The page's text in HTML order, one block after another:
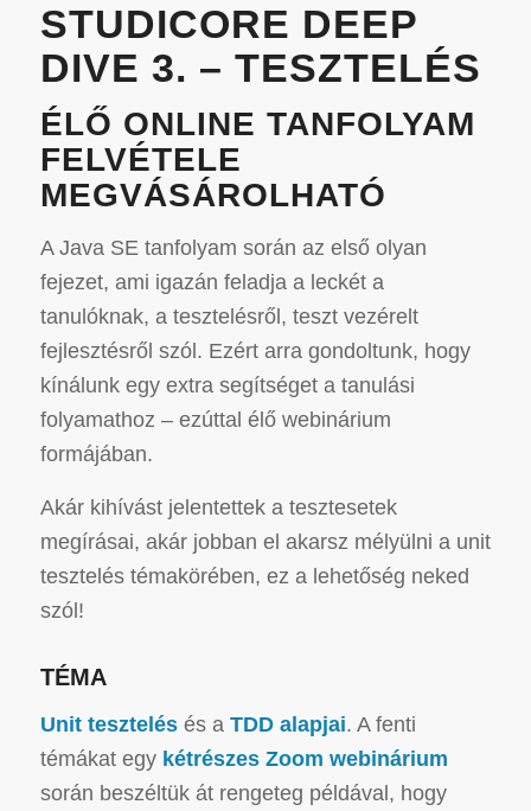
STUDICORE DEEP
DIVE 3. – TESZTELÉS
ÉLŐ ONLINE TANFOLYAM
FELVÉTELE
MEGVÁSÁROLHATÓ
A Java SE tanfolyam során az első olyan
fejezet, ami igazán feladja a leckét a
tanulóknak, a tesztelésről, teszt vezérelt
fejlesztésről szól. Ezért arra gondoltunk, hogy
kínálunk egy extra segítséget a tanulási
folyamathoz – ezúttal élő webinárium
formájában.
Akár kihívást jelentettek a tesztesetek
megírásai, akár jobban el akarsz mélyülni a unit
tesztelés témakörében, ez a lehetőség neked
szól!
TÉMA
Unit tesztelésés a TDD alapjai. A fenti
témákat egy kétrészes Zoom webinárium
során beszéltük át rengeteg példával, hogy